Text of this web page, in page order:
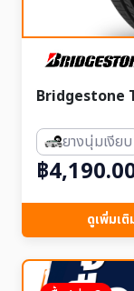
Bridgestone
ยางนุ่มเงียบ
฿
ดูเพิ่มเติ